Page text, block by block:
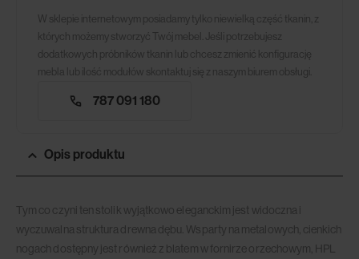
W sklepie internetowym posiadamy tylko niewielką część tkanin, z
których możemy stworzyć Twój mebel. Jeśli potrzebujesz
dodatkowych próbników tkanin lub chcesz zmienić konfigurację
mebla lub ilość modułów skontaktuj się z naszym biurem obsługi.
787 091 180
Opis produktu
Tym co czyni ten stolik wyjątkowo eleganckim jest widoczna i
wyczuwalna struktura drewna dębu. Wsparty na metalowych, cienkich
nogach dostępny jest również z blatem w fornirze orzechowym, HPL